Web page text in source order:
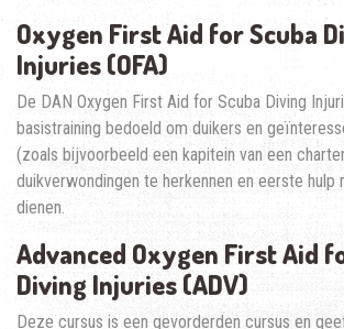
Oxygen First Aid for Scuba
Injuries (OFA)
De DAN Oxygen First Aid for Scuba Diving
basistraining bedoeld om duikers en
(zoals bijvoorbeeld een kapitein van een
duikverwondingen te herkennen en eerste
dienen.
Advanced Oxygen First Aid
Diving Injuries (ADV)
Deze cursus is een gevorderden cursus en